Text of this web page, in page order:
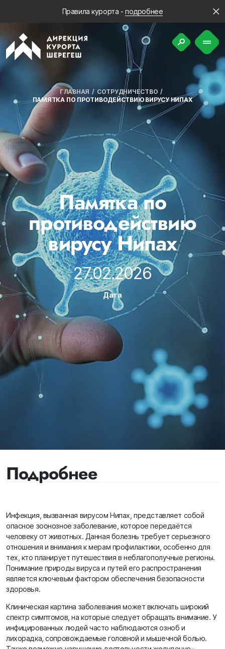
Правила курорта -подробнее
ГЛАВНАЯ
СОТРУДНИЧЕСТВО
ПАМЯТКА ПО ПРОТИВОДЕЙСТВИЮ ВИРУСУ НИПАХ
Памятка по
противодействию
вирусу Нипах
27.02.2026
Дата
Подробнее
Инфекция, вызванная вирусом Нипах, представляет собой
опасное зоонозное заболевание, которое передаётся
человеку от животных. Данная болезнь требует серьезного
отношения и внимания к мерам профилактики, особенно для
тех, кто планирует путешествия в неблагополучные регионы.
Понимание природы вируса и путей его распространения
является ключевым фактором обеспечения безопасности
здоровья.
Клиническая картина заболевания может включать широкий
спектр симптомов, на которые следует обращать внимание. У
инфицированных людей часто наблюдаются озноб и
лихорадка, сопровождаемые головной и мышечной болью.